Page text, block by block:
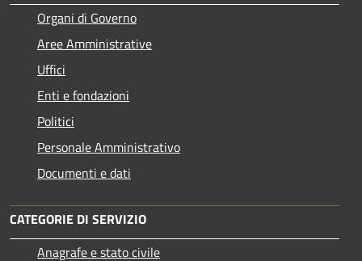
Organi di Governo
Aree Amministrative
Uffici
Enti e fondazioni
Politici
Personale Amministrativo
Documenti e dati
CATEGORIE DI SERVIZIO
Anagrafe e stato civile